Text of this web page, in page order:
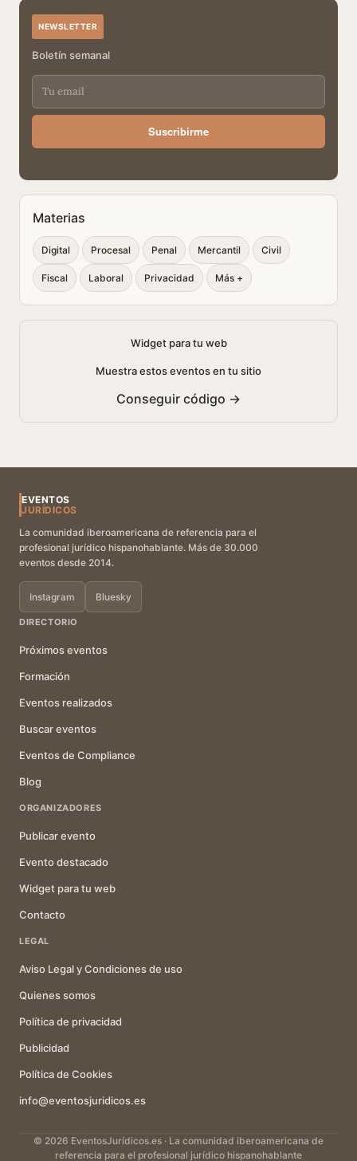
NEWSLETTER
Boletín semanal
Suscribirme
Materias
Digital Procesal Penal Mercantil Civil
Fiscal Laboral Privacidad Más +
Widget para tu web
Muestra estos eventos en tu sitio
Conseguir código →
EVENTOS
JURÍDICOS
La comunidad iberoamericana de referencia para el
profesional jurídico hispanohablante. Más de 30.000
eventos desde 2014.
Instagram Bluesky
DIRECTORIO
Próximos eventos
Formación
Eventos realizados
Buscar eventos
Eventos de Compliance
Blog
ORGANIZADORES
Publicar evento
Evento destacado
Widget para tu web
Contacto
LEGAL
Aviso Legal y Condiciones de uso
Quienes somos
Política de privacidad
Publicidad
Política de Cookies
info@eventosjuridicos.es
© 2026 EventosJurídicos.es · La comunidad iberoamericana de
referencia para el profesional jurídico hispanohablante